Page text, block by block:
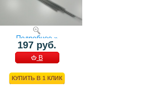
Подробнее »
197 руб.
В
КУПИТЬ В 1 КЛИК